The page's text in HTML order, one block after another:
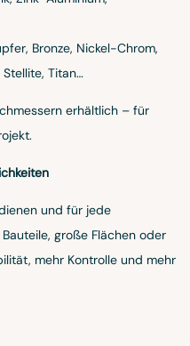
Bronze, Nickel-Chrom,
Titan…
erhältlich – für
und für jede
große Flächen oder
mehr Kontrolle und mehr